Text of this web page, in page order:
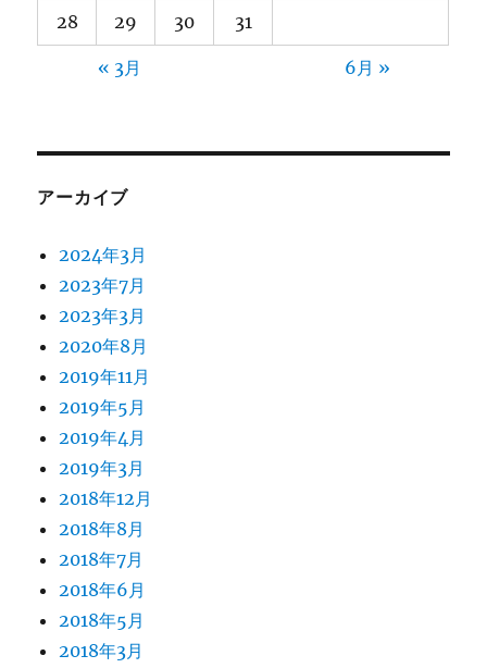
28 29 30 31
« 3月 6月 »
アーカイブ
2024年3月
2023年7月
2023年3月
2020年8月
2019年11月
2019年5月
2019年4月
2019年3月
2018年12月
2018年8月
2018年7月
2018年6月
2018年5月
2018年3月